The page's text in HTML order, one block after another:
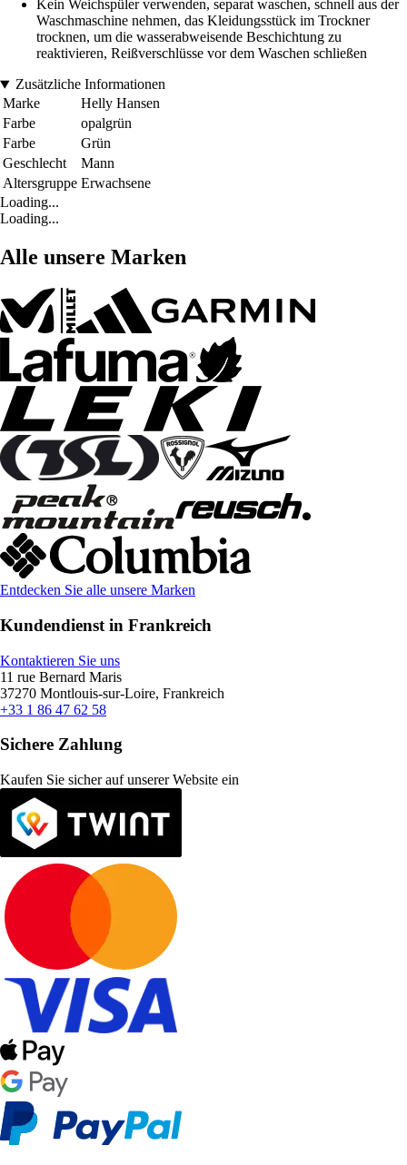
Kein Weichspüler verwenden, separat waschen, schnell aus der
Waschmaschine nehmen, das Kleidungsstück im Trockner
trocknen, um die wasserabweisende Beschichtung zu
reaktivieren, Reißverschlüsse vor dem Waschen schließen
Zusätzliche Informationen
Marke
Helly Hansen
Farbe
opalgrün
Farbe
Grün
Geschlecht
Mann
Altersgruppe Erwachsene
Loading...
Loading...
Alle unsere Marken
Entdecken Sie alle unsere Marken
Kundendienst in Frankreich
Kontaktieren Sie uns
11 rue Bernard Maris
37270 Montlouis-sur-Loire, Frankreich
+33 1 86 47 62 58
Sichere Zahlung
Kaufen Sie sicher auf unserer Website ein